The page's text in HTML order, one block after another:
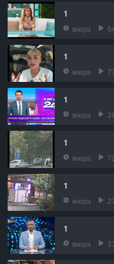
1
вчера
1
вчера
1
вчера
1
вчера
1
вчера
1
вчера